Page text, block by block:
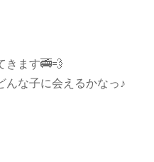
きます🚎💨
んな子に会えるかなっ♪